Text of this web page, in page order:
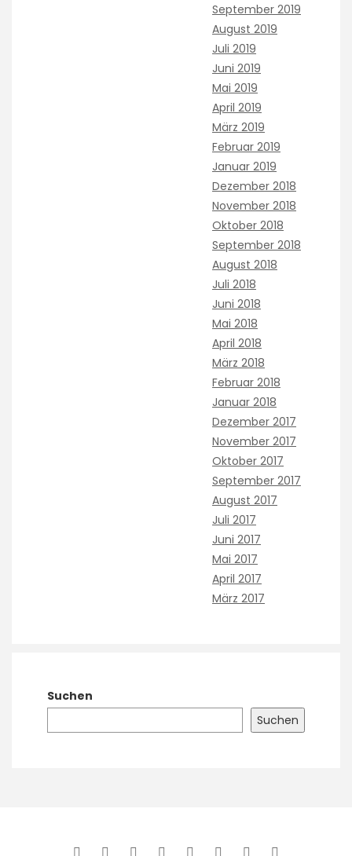
September 2019
August 2019
Juli 2019
Juni 2019
Mai 2019
April 2019
März 2019
Februar 2019
Januar 2019
Dezember 2018
November 2018
Oktober 2018
September 2018
August 2018
Juli 2018
Juni 2018
Mai 2018
April 2018
März 2018
Februar 2018
Januar 2018
Dezember 2017
November 2017
Oktober 2017
September 2017
August 2017
Juli 2017
Juni 2017
Mai 2017
April 2017
März 2017
Suchen
Suchen